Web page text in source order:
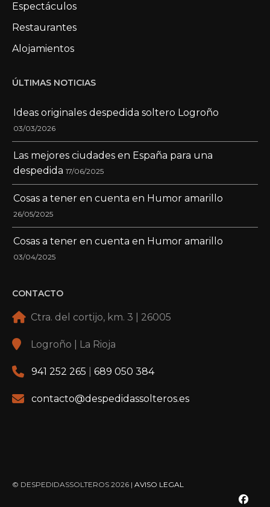
Espectáculos
Restaurantes
Alojamientos
ÚLTIMAS NOTICIAS
Ideas originales despedida soltero Logroño
03/03/2026
Las mejores ciudades en España para una
despedida 17/06/2025
Cosas a tener en cuenta en Humor amarillo
26/05/2025
Cosas a tener en cuenta en Humor amarillo
03/04/2025
CONTACTO
Ctra. del cortijo, km. 3 | 26005
Logroño | La Rioja
941 252 265 689 050 384
contacto@despedidassolteros.es
© DESPEDIDASSOLTEROS 2026 | AVISO LEGAL